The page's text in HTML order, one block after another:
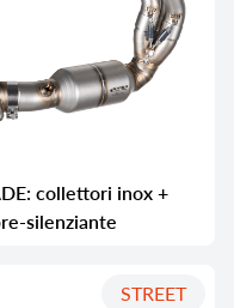
collettori inox +
silenziante
STREET